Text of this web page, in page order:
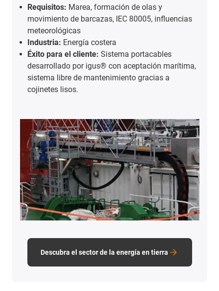
Requisitos: Marea, formación de olas y
movimiento de barcazas, IEC 80005, influencias
meteorológicas
Industria: Energía costera
Éxito para el cliente: Sistema portacables
desarrollado por igus® con aceptación marítima,
sistema libre de mantenimiento gracias a
cojinetes lisos.
Descubra el sector de la energía en tierra